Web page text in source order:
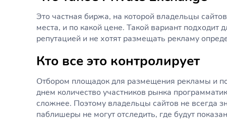
Это частная биржа, на которой владельцы
места, и по какой цене. Такой вариант подходит
репутацией и не хотят размещать рекламу
Кто все это контролирует
Отбором площадок для размещения рекламы и
днем количество участников рынка
сложнее. Поэтому владельцы сайтов не всегда
паблишеры не могут отследить, где будут